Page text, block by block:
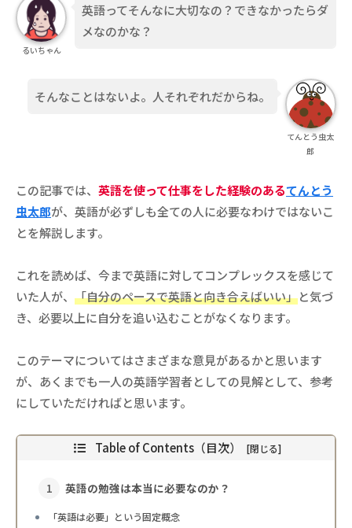
るいちゃん
英語ってそんなに大切なの？できなかったらダ
メなのかな？
てんとう虫太
郎
そんなことはないよ。人それぞれだからね。
この記事では、 英語を使って仕事をした経験のあるてんとう
虫太郎が、英語が必ずしも全ての人に必要なわけではないこ
とを解説します。
これを読めば、今まで英語に対してコンプレックスを感じて
いた人が、 「自分のペースで英語と向き合えばいい」と気づ
き、必要以上に自分を追い込むことがなくなります。
このテーマについてはさまざまな意見があるかと思います
が、あくまでも一人の英語学習者としての見解として、参考
にしていただければと思います。
Table of Contents（目次）
英語の勉強は本当に必要なのか？
「英語は必要」という固定概念